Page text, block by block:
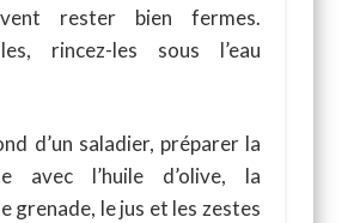
rester bien fermes.
les, rincez-les sous l’eau
d’un saladier, préparer la
avec l’huile d’olive, la
grenade, le jus et les zestes